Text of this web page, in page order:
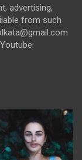
advertising,
from such